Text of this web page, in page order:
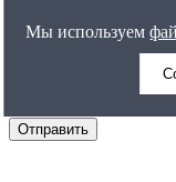
Ваш номер телефона
Отправить
Мы используем